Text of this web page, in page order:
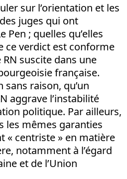
sur l’orientation et les
juges qui ont
Pen ; quelles qu’elles
ce verdict est conforme
suscite dans une
française.
raison, qu’un
aggrave l’instabilité
politique. Par ailleurs,
les mêmes garanties
« centriste » en matière
notamment à l’égard
et de l’Union